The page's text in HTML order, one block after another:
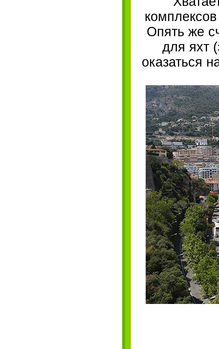
Опять же
для яхт
оказаться